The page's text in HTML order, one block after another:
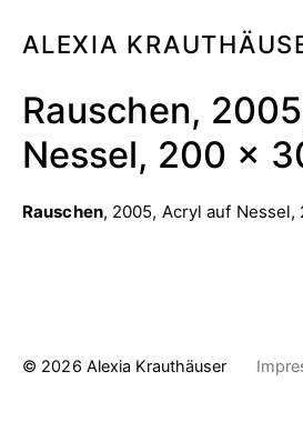
ALEXIA
Rauschen,
Nessel, 200 ×
Rauschen, 2005, Acryl auf Nessel,
© 2026 Alexia Krauthäuser